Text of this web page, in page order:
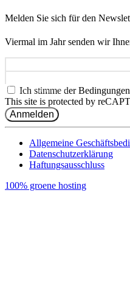
Melden Sie sich für den
Viermal im Jahr senden wir
E-mail-Addresse
Ich stimme der
This site is protected by
Anmelden
Allgemeine
Datenschutzerklärung
Haftungsausschluss
100% groene hosting